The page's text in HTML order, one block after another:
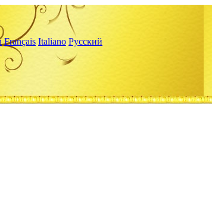
Français Italiano Русский